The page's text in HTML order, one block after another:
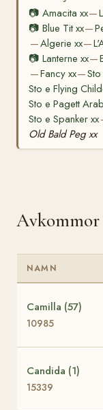
📷 Amacita xx—
📷 Blue Tit xx—
—Algerie xx—
📷 Lanterne xx—
—Fancy xx—
Sto e Flying
Sto e Pagett
Sto e Spanker xx
Old Bald Peg xx
Avkommor
NAMN
Camilla (57)
10985
Candida (1)
15339